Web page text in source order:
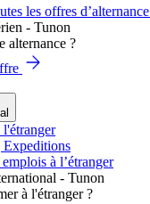
les offres d’alternance
alternance ?
emplois à l’étranger
à l'étranger ?